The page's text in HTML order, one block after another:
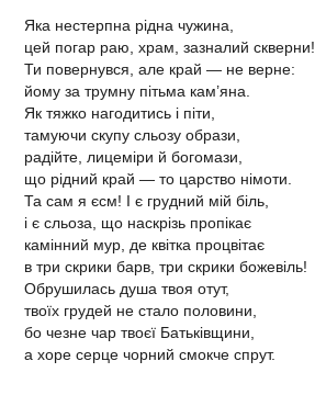
Яка нестерпна рідна чужина,
цей погар раю, храм, зазналий скверни!
Ти повернувся, але край — не верне:
йому за трумну пітьма кам’яна.
Як тяжко нагодитись і піти,
тамуючи скупу сльозу образи,
радійте, лицеміри й богомази,
що рідний край — то царство німоти.
Та сам я єсм! І є грудний мій біль,
і є сльоза, що наскрізь пропікає
камінний мур, де квітка процвітає
в три скрики барв, три скрики божевіль!
Обрушилась душа твоя отут,
твоїх грудей не стало половини,
бо чезне чар твоєї Батьківщини,
а хоре серце чорний смокче спрут.